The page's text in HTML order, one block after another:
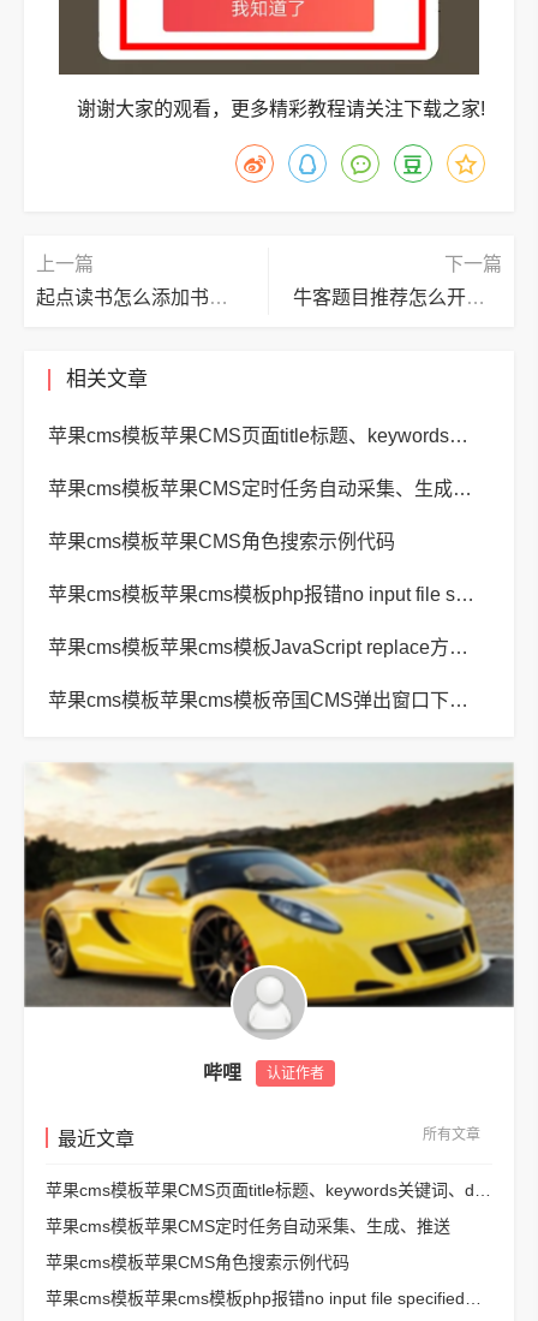
谢谢大家的观看，更多精彩教程请关注下载之家!
上一篇
起点读书怎么添加书签？起点读书添加书签方法
下一篇
牛客题目推荐怎么开启?牛客题目推荐开启方法
相关文章
苹果cms模板苹果CMS页面title标题、keywords关键词、description描述SEO优化
苹果cms模板苹果CMS定时任务自动采集、生成、推送
苹果cms模板苹果CMS角色搜索示例代码
苹果cms模板苹果cms模板php报错no input file specified解决方法
苹果cms模板苹果cms模板JavaScript replace方法替换字符串空格方法
苹果cms模板苹果cms模板帝国CMS弹出窗口下载方式改为点击链接直接下载教程
哔哩 认证作者
最近文章 所有文章
苹果cms模板苹果CMS定时任务自动采集、生成、推送
苹果cms模板苹果CMS角色搜索示例代码